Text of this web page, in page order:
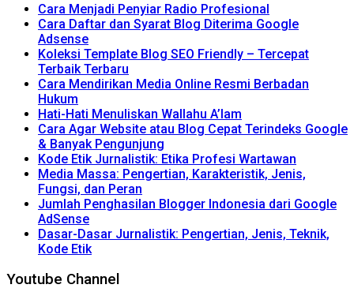
Cara Menjadi Penyiar Radio Profesional
Cara Daftar dan Syarat Blog Diterima Google
Adsense
Koleksi Template Blog SEO Friendly – Tercepat
Terbaik Terbaru
Cara Mendirikan Media Online Resmi Berbadan
Hukum
Hati-Hati Menuliskan Wallahu A’lam
Cara Agar Website atau Blog Cepat Terindeks Google
& Banyak Pengunjung
Kode Etik Jurnalistik: Etika Profesi Wartawan
Media Massa: Pengertian, Karakteristik, Jenis,
Fungsi, dan Peran
Jumlah Penghasilan Blogger Indonesia dari Google
AdSense
Dasar-Dasar Jurnalistik: Pengertian, Jenis, Teknik,
Kode Etik
Youtube Channel